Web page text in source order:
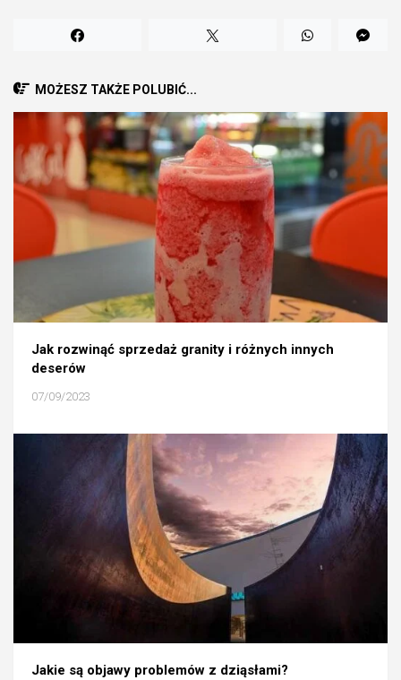
MOŻESZ TAKŻE POLUBIĆ...
Jak rozwinąć sprzedaż granity i różnych innych
deserów
07/09/2023
Jakie są objawy problemów z dziąsłami?